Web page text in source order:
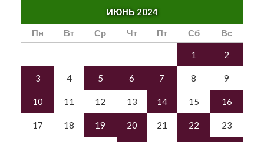
ИЮНЬ 2024
Пн
Вт Ср Чт Пт Сб Вс
1 2
3 4 5 6 7 8 9
10 11 12 13 14 15 16
17 18 19 20 21 22 23